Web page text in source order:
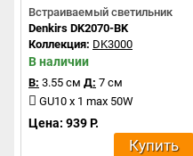
Встраиваемый светильник
Denkirs DK2070-BK
Коллекция: DK3000
В наличии
В: 3.55 см Д: 7 см
GU10 x 1 max 50W
Цена: 939 Р.
Купить